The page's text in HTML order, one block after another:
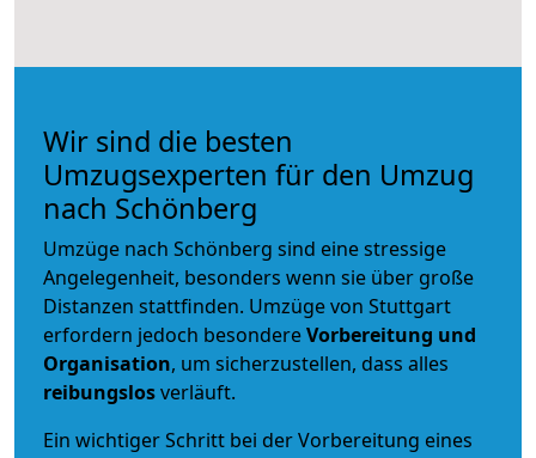
Wir sind die besten
Umzugsexperten für den Umzug
nach Schönberg
Umzüge nach Schönberg sind eine stressige
Angelegenheit, besonders wenn sie über große
Distanzen stattfinden. Umzüge von Stuttgart
erfordern jedoch besondereVorbereitung und
Organisation, um sicherzustellen, dass alles
reibungslosverläuft.
Ein wichtiger Schritt bei der Vorbereitung eines